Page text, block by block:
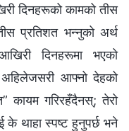
दिनहरूको कामको तीस
प्रतिशत भन्‍नुको अर्थ
दिनहरूमा भएको
आफ्‍नो देहको
कायम गरिरहँदैनस्; तेरो
के थाहा स्पष्ट हुनुपर्छ भने